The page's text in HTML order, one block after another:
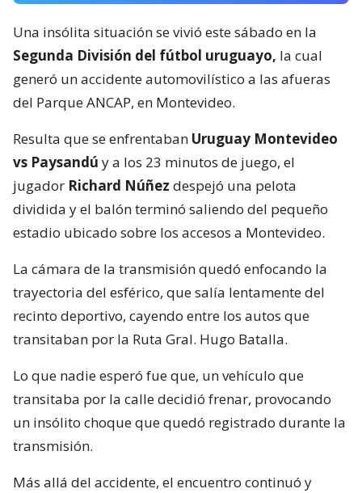
Una insólita situación se vivió este sábado en la
Segunda División del fútbol uruguayo, la cual
generó un accidente automovilístico a las afueras
del Parque ANCAP, en Montevideo.
Resulta que se enfrentaban Uruguay Montevideo
vs Paysandú y a los 23 minutos de juego, el
jugador Richard Núñez despejó una pelota
dividida y el balón terminó saliendo del pequeño
estadio ubicado sobre los accesos a Montevideo.
La cámara de la transmisión quedó enfocando la
trayectoria del esférico, que salía lentamente del
recinto deportivo, cayendo entre los autos que
transitaban por la Ruta Gral. Hugo Batalla.
Lo que nadie esperó fue que, un vehículo que
transitaba por la calle decidió frenar, provocando
un insólito choque que quedó registrado durante la
transmisión.
Más allá del accidente, el encuentro continuó y